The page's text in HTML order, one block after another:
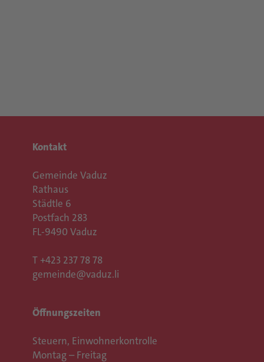
Kontakt
Gemeinde Vaduz
Rathaus
Städtle 6
Postfach 283
FL-9490 Vaduz
T +423 237 78 78
gemeinde@vaduz.li
Öffnungszeiten
Steuern, Einwohnerkontrolle
Montag – Freitag